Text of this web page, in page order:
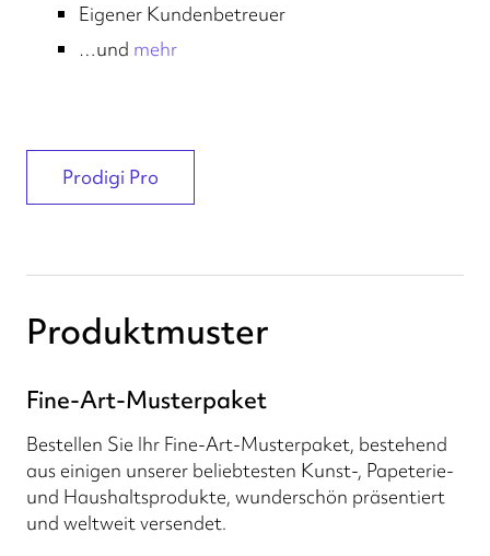
Eigener Kundenbetreuer
…und mehr
Prodigi Pro
Produktmuster
Fine-Art-Musterpaket
Bestellen Sie Ihr Fine-Art-Musterpaket, bestehend
aus einigen unserer beliebtesten Kunst-, Papeterie-
und Haushaltsprodukte, wunderschön präsentiert
und weltweit versendet.